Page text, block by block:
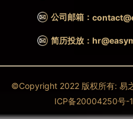
公司邮箱：
简历投放：
©Copyright 2022 版权所有: 易
ICP备20004250号-